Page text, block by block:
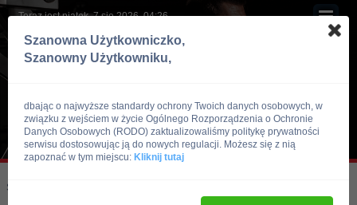
Teraz jest piątek, 7 sie 2026, 04:26
Skocz do:
Szanowna Użytkowniczko,
Szanowny Użytkowniku,
dbając o najwyższe standardy ochrony Twoich danych osobowych, w
związku z wejściem w życie Ogólnego Rozporządzenia o Ochronie
Danych Osobowych (RODO) zaktualizowaliśmy politykę prywatności
serwisu dostosowując ją do nowych regulacji. Możesz się z nią
zapoznać w tym miejscu: Kliknij tutaj